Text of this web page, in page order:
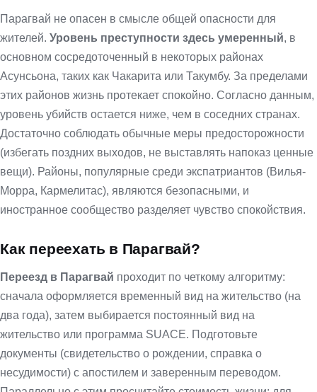
Парагвай не опасен в смысле общей опасности для
жителей. Уровень преступности здесь умеренный, в
основном сосредоточенный в некоторых районах
Асунсьона, таких как Чакарита или Такумбу. За пределами
этих районов жизнь протекает спокойно. Согласно данным,
уровень убийств остается ниже, чем в соседних странах.
Достаточно соблюдать обычные меры предосторожности
(избегать поздних выходов, не выставлять напоказ ценные
вещи). Районы, популярные среди экспатриантов (Вилья-
Морра, Кармелитас), являются безопасными, и
иностранное сообщество разделяет чувство спокойствия.
Как переехать в Парагвай?
Переезд в Парагвай проходит по четкому алгоритму:
сначала оформляется временный вид на жительство (на
два года), затем выбирается постоянный вид на
жительство или программа SUACE. Подготовьте
документы (свидетельство о рождении, справка о
несудимости) с апостилем и заверенным переводом.